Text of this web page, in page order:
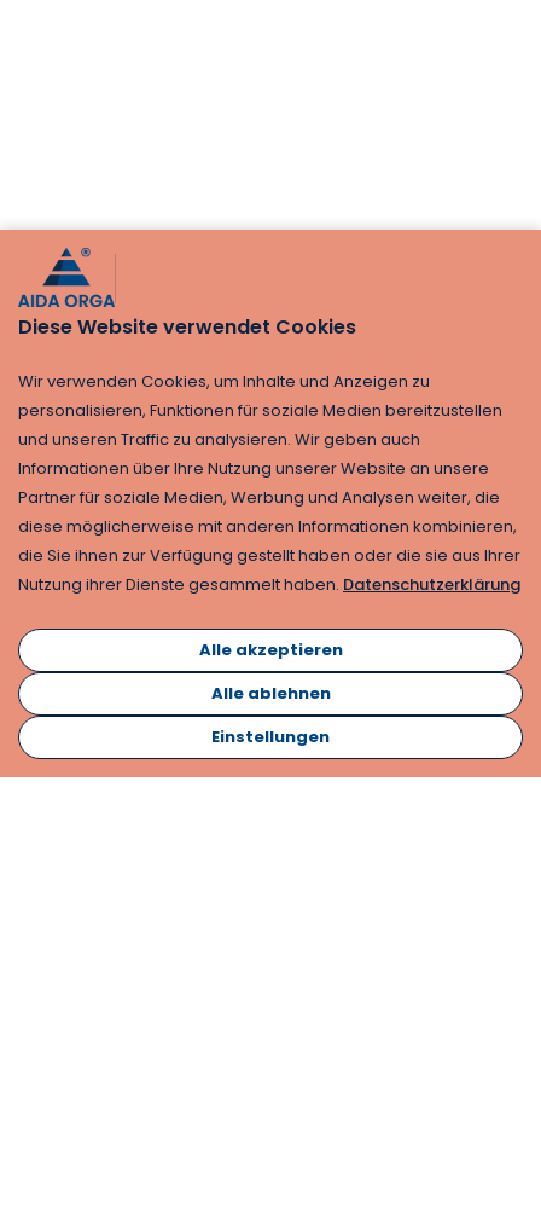
Abonnieren
Diese Website verwendet Cookies
Wir verwenden Cookies, um Inhalte und Anzeigen zu
personalisieren, Funktionen für soziale Medien bereitzustellen
und unseren Traffic zu analysieren. Wir geben auch
Informationen über Ihre Nutzung unserer Website an unsere
Partner für soziale Medien, Werbung und Analysen weiter, die
diese möglicherweise mit anderen Informationen kombinieren,
die Sie ihnen zur Verfügung gestellt haben oder die sie aus Ihrer
Nutzung ihrer Dienste gesammelt haben. Datenschutzerklärung
Alle akzeptieren
Alle ablehnen
Einstellungen